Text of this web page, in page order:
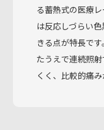
る蓄熱式の医療
は反応しづらい
きる点が特長で
たうえで連続照
くく、比較的痛